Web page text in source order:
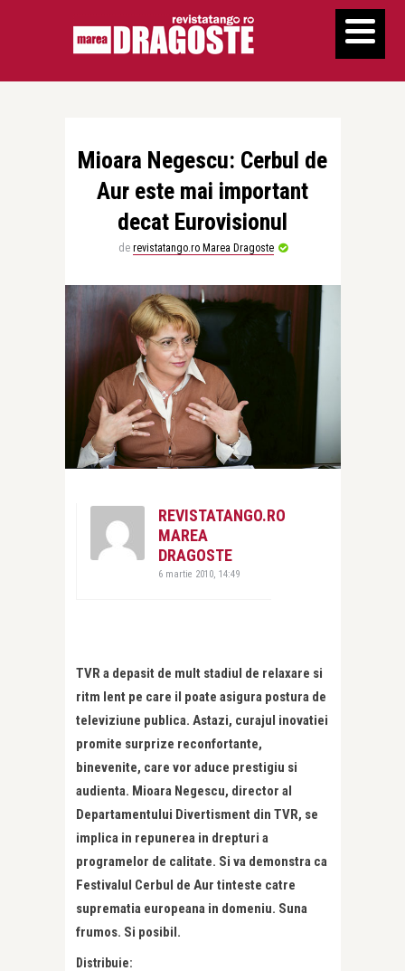
Mioara Negescu: Cerbul de
Aur este mai important
decat Eurovisionul
de revistatango.ro Marea Dragoste
REVISTATANGO.RO
MAREA
DRAGOSTE
6 martie 2010, 14:49
TVR a depasit de mult stadiul de relaxare si
ritm lent pe care il poate asigura postura de
televiziune publica. Astazi, curajul inovatiei
promite surprize reconfortante,
binevenite, care vor aduce prestigiu si
audienta. Mioara Negescu, director al
Departamentului Divertisment din TVR, se
implica in repunerea in drepturi a
programelor de calitate. Si va demonstra ca
Festivalul Cerbul de Aur tinteste catre
suprematia europeana in domeniu. Suna
frumos. Si posibil.
Distribuie: